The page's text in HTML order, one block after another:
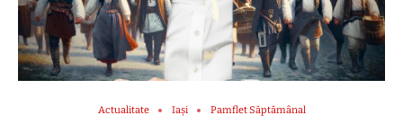
Actualitate Iași Pamflet Săptămânal